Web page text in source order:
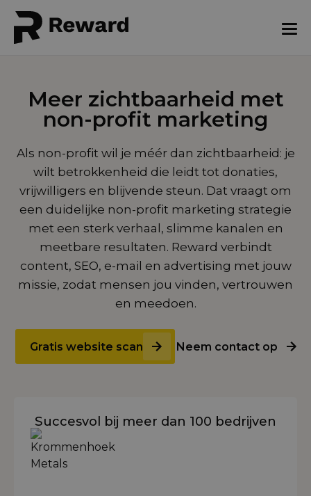
Meer zichtbaarheid met
non-profit marketing
Als non-profit wil je méér dan zichtbaarheid: je
wilt betrokkenheid die leidt tot donaties,
vrijwilligers en blijvende steun. Dat vraagt om
een duidelijke non-profit marketing strategie
met een sterk verhaal, slimme kanalen en
meetbare resultaten. Reward verbindt
content, SEO, e-mail en advertising met jouw
missie, zodat mensen jou vinden, vertrouwen
en meedoen.
Gratis website scan Neem contact op
Succesvol bij meer dan 100 bedrijven